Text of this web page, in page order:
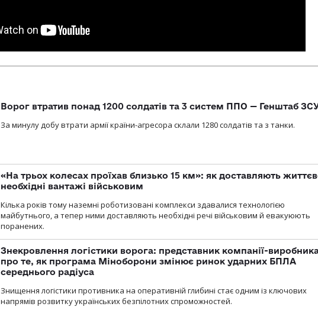
Ворог втратив понад 1200 солдатів та 3 систем ППО — Генштаб
За минулу добу втрати армії країни-агресора склали 1280 солдатів та з танки.
«На трьох колесах проїхав близько 15 км»: як доставляють
необхідні вантажі військовим
Кілька років тому наземні роботизовані комплекси здавалися технологією
майбутнього, а тепер ними доставляють необхідні речі військовим й евакуюють
поранених.
Знекровлення логістики ворога: представник компанії-
про те, як програма Міноборони змінює ринок ударних БПЛА
середнього радіуса
Знищення логістики противника на оперативній глибині стає одним із ключових
напрямів розвитку українських безпілотних спроможностей.